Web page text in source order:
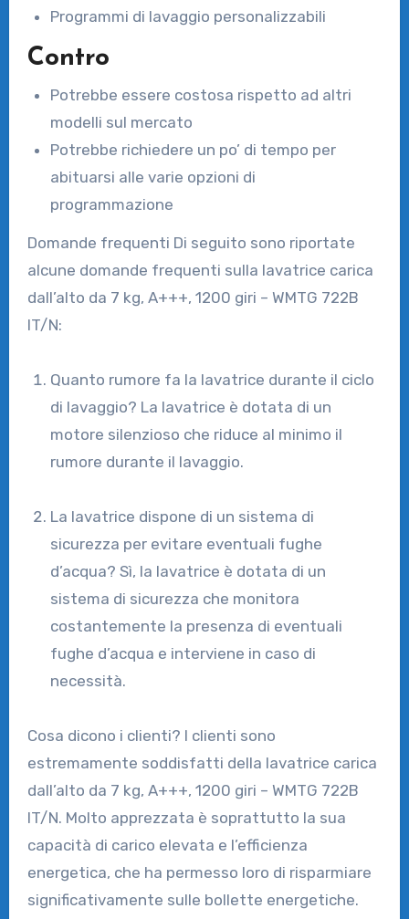
Programmi di lavaggio personalizzabili
Contro
Potrebbe essere costosa rispetto ad altri
modelli sul mercato
Potrebbe richiedere un po’ di tempo per
abituarsi alle varie opzioni di
programmazione
Domande frequenti Di seguito sono riportate
alcune domande frequenti sulla lavatrice carica
dall’alto da 7 kg, A+++, 1200 giri – WMTG 722B
IT/N:
Quanto rumore fa la lavatrice durante il ciclo
di lavaggio? La lavatrice è dotata di un
motore silenzioso che riduce al minimo il
rumore durante il lavaggio.
La lavatrice dispone di un sistema di
sicurezza per evitare eventuali fughe
d’acqua? Sì, la lavatrice è dotata di un
sistema di sicurezza che monitora
costantemente la presenza di eventuali
fughe d’acqua e interviene in caso di
necessità.
Cosa dicono i clienti? I clienti sono
estremamente soddisfatti della lavatrice carica
dall’alto da 7 kg, A+++, 1200 giri – WMTG 722B
IT/N. Molto apprezzata è soprattutto la sua
capacità di carico elevata e l’efficienza
energetica, che ha permesso loro di risparmiare
significativamente sulle bollette energetiche.